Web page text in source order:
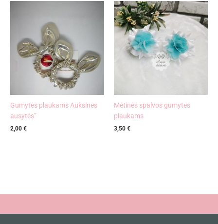
Gumytės plaukams Auksinės
ausytės”
2,00€
Mėtinės spalvos gumytės
plaukams
3,50 €